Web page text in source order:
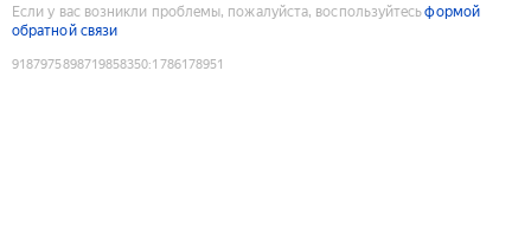
Если у вас возникли проблемы, пожалуйста, воспользуйтесьформой
обратной связи
9187975898719858350:1786178951